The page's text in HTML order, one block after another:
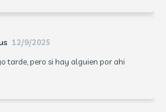
12/9/2025
tarde, pero si hay alguien por ahi